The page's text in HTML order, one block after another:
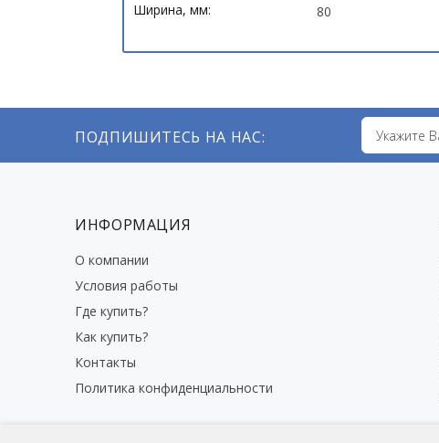
Ширина, мм:
80
ПОДПИШИТЕСЬ НА НАС:
ИНФОРМАЦИЯ
О компании
Условия работы
Где купить?
Как купить?
Контакты
Политика конфиденциальности